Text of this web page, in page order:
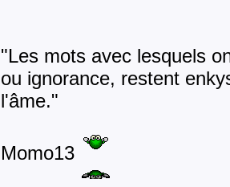
"Les mots avec lesquels
ou ignorance, restent
l'âme."
Momo13